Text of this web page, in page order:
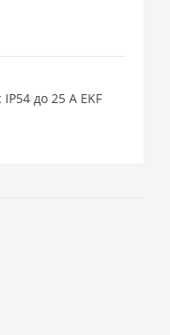
до 25 А EKF